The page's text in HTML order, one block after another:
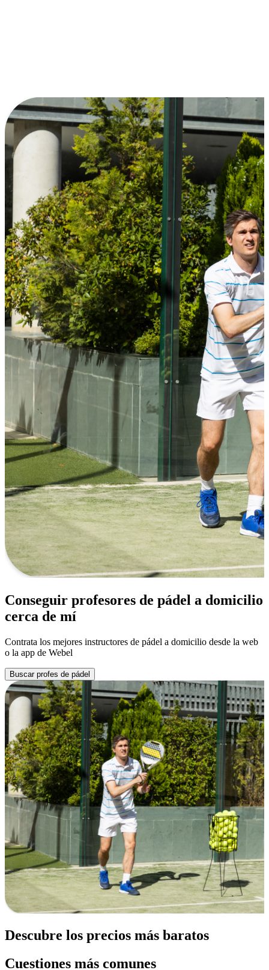
Conseguir profesores de pádel a domicilio
cerca de mí
Contrata los mejores instructores de pádel a domicilio desde la web
o la app de Webel
Buscar profes de pádel
Descubre los precios más baratos
Cuestiones más comunes